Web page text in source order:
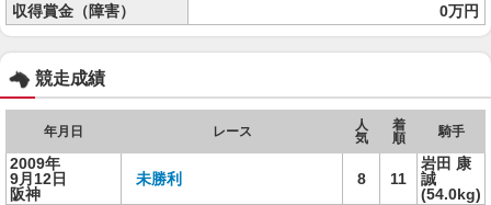
収得賞金（障害）
0万円
競走成績
年月日 レース
人
気
着
順
騎手
2009年
9月12日
阪神
未勝利 8 11
岩田 康
誠
(54.0kg)